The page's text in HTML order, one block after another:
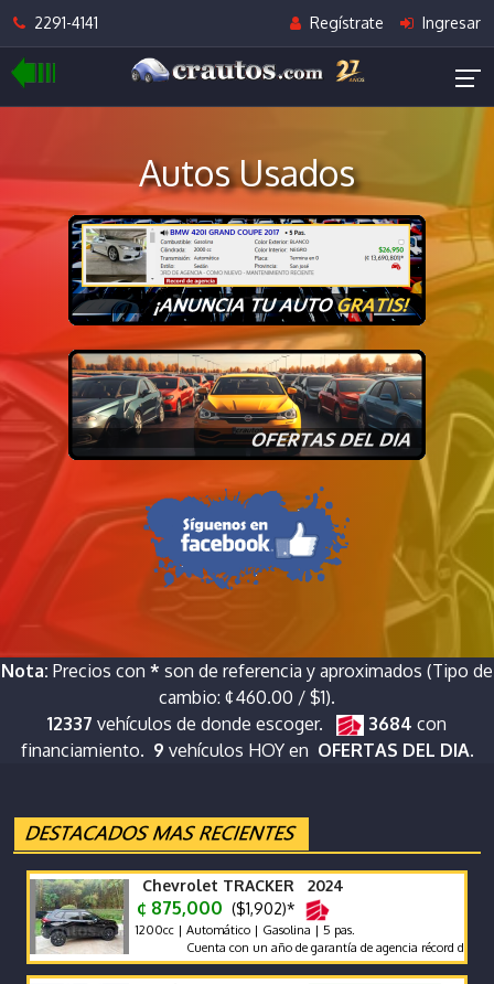
2291-4141 Regístrate Ingresar
Autos Usados
Nota: Precios con * son de referencia y aproximados (Tipo de
cambio: ¢460.00 / $1).
12337 vehículos de donde escoger. 3684 con
financiamiento. 9 vehículos HOY en OFERTAS DEL DIA.
Chevrolet TRACKER 2024
¢ 875,000 ($1,902)*
1200cc | Automático | Gasolina | 5 pas.
Cuenta con un año de garantía de agencia récord de agencia